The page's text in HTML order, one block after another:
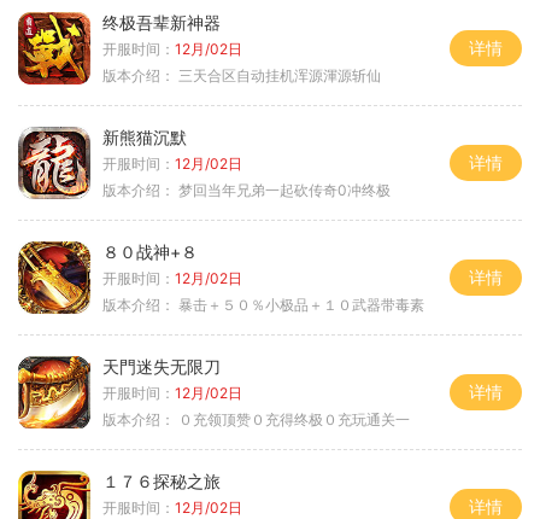
终极吾辈新神器
开服时间： 12月/02日
版本介绍： 三天合区自动挂机浑源渾源斩仙
详情
新熊猫沉默
开服时间： 12月/02日
版本介绍： 梦回当年兄弟一起砍传奇0冲终极
详情
８０战神+８
开服时间： 12月/02日
版本介绍： 暴击＋５０％小极品＋１０武器带毒素
详情
天門迷失无限刀
开服时间： 12月/02日
版本介绍：
０充领顶赞０充得终极０充玩通关一
详情
１７６探秘之旅
开服时间： 12月/02日
详情